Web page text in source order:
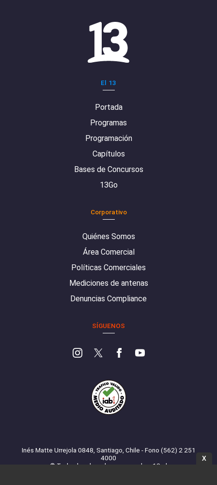
El 13
Portada
Programas
Programación
Capítulos
Bases de Concursos
13Go
Corporativo
Quiénes Somos
Área Comercial
Políticas Comerciales
Mediciones de antenas
Denuncias Compliance
SÍGUENOS
Inés Matte Urrejola 0848, Santiago, Chile - Fono (562) 2 251
4000
© Todos los derechos reservados. 13.cl
X